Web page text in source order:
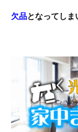
欠品となってしま